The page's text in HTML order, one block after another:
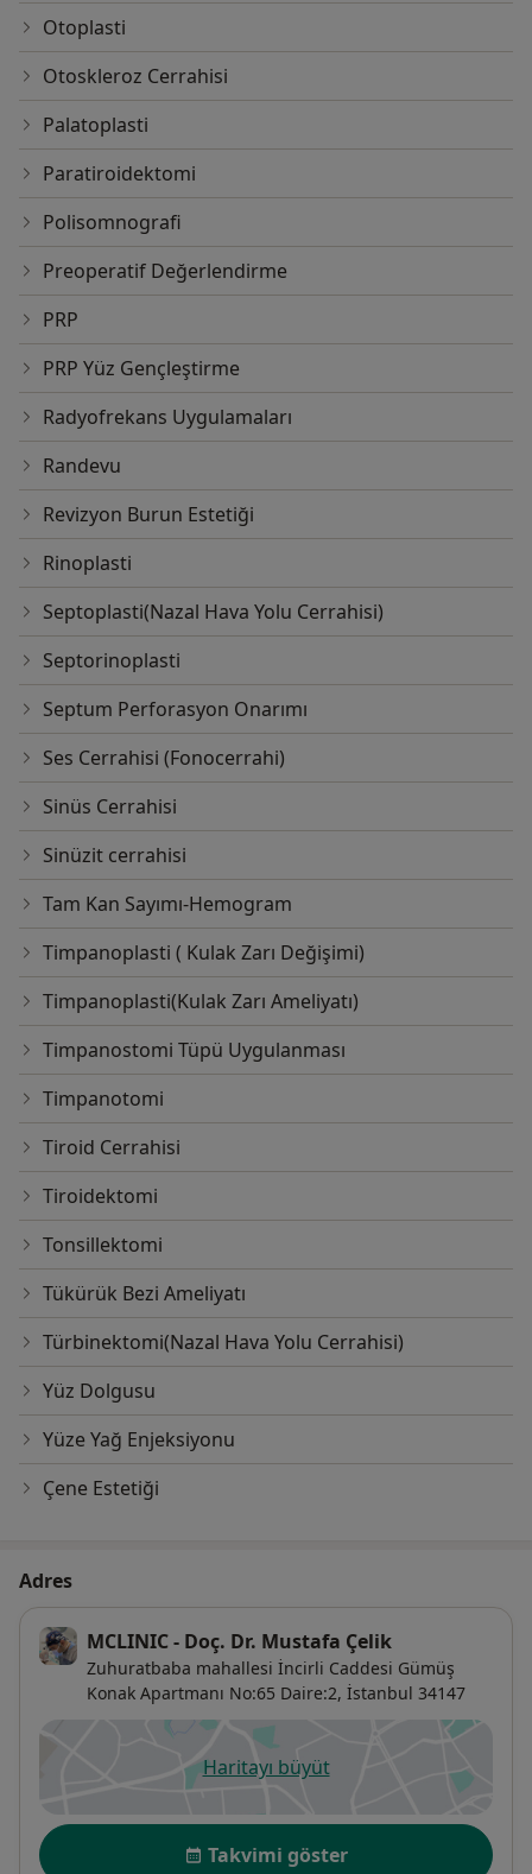
Otoplasti
Otoskleroz Cerrahisi
Palatoplasti
Paratiroidektomi
Polisomnografi
Preoperatif Değerlendirme
PRP
PRP Yüz Gençleştirme
Radyofrekans Uygulamaları
Randevu
Revizyon Burun Estetiği
Rinoplasti
Septoplasti(Nazal Hava Yolu Cerrahisi)
Septorinoplasti
Septum Perforasyon Onarımı
Ses Cerrahisi (Fonocerrahi)
Sinüs Cerrahisi
Sinüzit cerrahisi
Tam Kan Sayımı-Hemogram
Timpanoplasti ( Kulak Zarı Değişimi)
Timpanoplasti(Kulak Zarı Ameliyatı)
Timpanostomi Tüpü Uygulanması
Timpanotomi
Tiroid Cerrahisi
Tiroidektomi
Tonsillektomi
Tükürük Bezi Ameliyatı
Türbinektomi(Nazal Hava Yolu Cerrahisi)
Yüz Dolgusu
Yüze Yağ Enjeksiyonu
Çene Estetiği
Adres
MCLINIC - Doç. Dr. Mustafa Çelik
Zuhuratbaba mahallesi İncirli Caddesi Gümüş
Konak Apartmanı No:65 Daire:2, İstanbul 34147
Haritayı büyütyeni bir sekmede açılır
Uygunluk
Takvimi göster